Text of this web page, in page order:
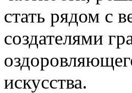
стать рядом с
создателями
искусства.